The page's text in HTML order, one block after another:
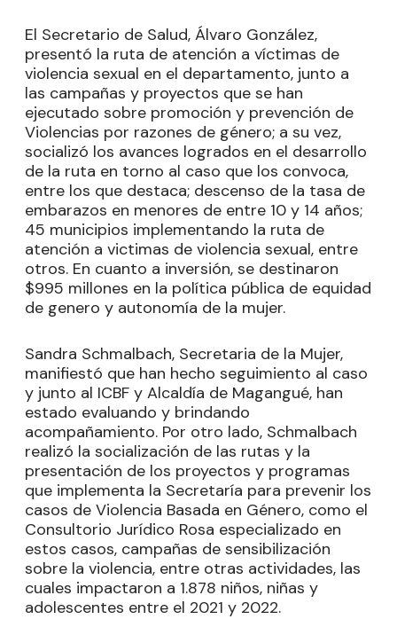
El Secretario de Salud, Álvaro González,
presentó la ruta de atención a víctimas de
violencia sexual en el departamento, junto a
las campañas y proyectos que se han
ejecutado sobre promoción y prevención de
Violencias por razones de género; a su vez,
socializó los avances logrados en el desarrollo
de la ruta en torno al caso que los convoca,
entre los que destaca; descenso de la tasa de
embarazos en menores de entre 10 y 14 años;
45 municipios implementando la ruta de
atención a victimas de violencia sexual, entre
otros. En cuanto a inversión, se destinaron
$995 millones en la política pública de equidad
de genero y autonomía de la mujer.
Sandra Schmalbach, Secretaria de la Mujer,
manifiestó que han hecho seguimiento al caso
y junto al ICBF y Alcaldía de Magangué, han
estado evaluando y brindando
acompañamiento. Por otro lado, Schmalbach
realizó la socialización de las rutas y la
presentación de los proyectos y programas
que implementa la Secretaría para prevenir los
casos de Violencia Basada en Género, como el
Consultorio Jurídico Rosa especializado en
estos casos, campañas de sensibilización
sobre la violencia, entre otras actividades, las
cuales impactaron a 1.878 niños, niñas y
adolescentes entre el 2021 y 2022.